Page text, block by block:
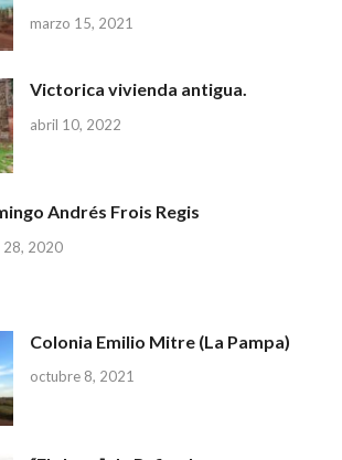
marzo 15, 2021
Victorica vivienda antigua.
abril 10, 2022
Andrés Frois Regis
28, 2020
Colonia Emilio Mitre (La Pampa)
octubre 8, 2021